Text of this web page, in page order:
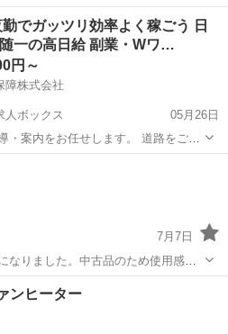
目立った傷はありません。 【アピー
す！ メーカーサイト:
季節、空調家電
でガッツリ効率よく稼ごう 日
一の高日給 副業・Wワ…
円～
障株式会社
人ボックス
05月26日
・案内をお任せします。 道路をご利
に安心して通行するために適切に誘
直帰OKです! <未経験でも安心!!> 丁
7月7日
なりました。中古品のため使用感あ
りに来てくださる人にお譲りしま
季節、空調家電
ンヒーター